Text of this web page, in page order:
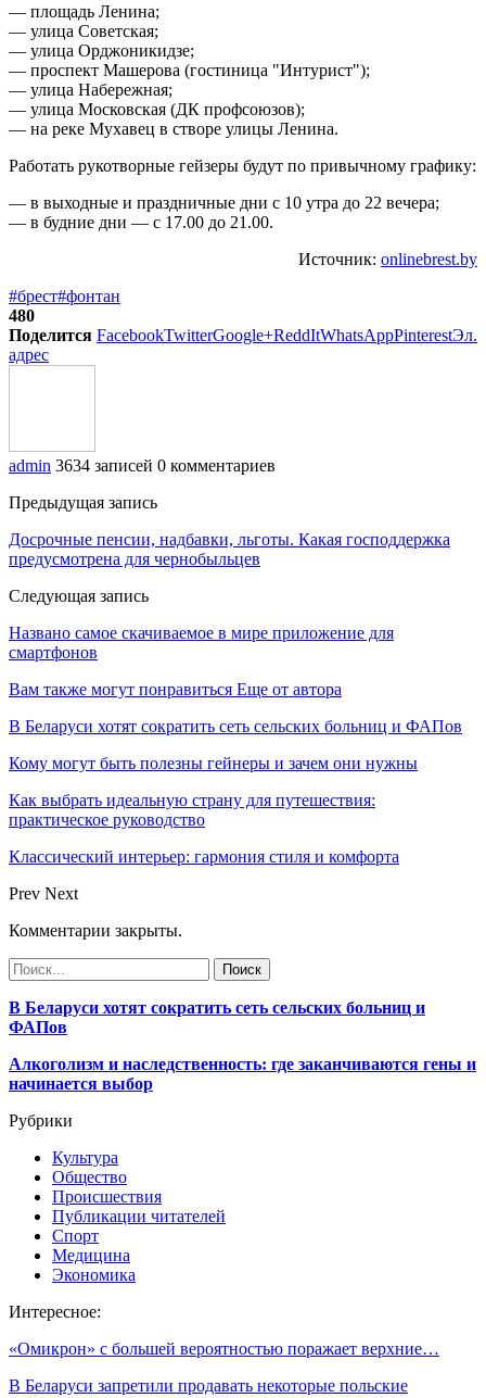
— площадь Ленина;
— улица Советская;
— улица Орджоникидзе;
— проспект Машерова (гостиница "Интурист");
— улица Набережная;
— улица Московская (ДК профсоюзов);
— на реке Мухавец в створе улицы Ленина.
Работать рукотворные гейзеры будут по привычному графику:
— в выходные и праздничные дни с 10 утра до 22 вечера;
— в будние дни — с 17.00 до 21.00.
Источник: onlinebrest.by
#брест#фонтан
480
Поделится FacebookTwitterGoogle+ReddItWhatsAppPinterestЭл.
адрес
admin 3634 записей 0 комментариев
Предыдущая запись
Досрочные пенсии, надбавки, льготы. Какая господдержка
предусмотрена для чернобыльцев
Следующая запись
Названо самое скачиваемое в мире приложение для
смартфонов
Вам также могут понравиться Еще от автора
В Беларуси хотят сократить сеть сельских больниц и ФАПов
Кому могут быть полезны гейнеры и зачем они нужны
Как выбрать идеальную страну для путешествия:
практическое руководство
Классический интерьер: гармония стиля и комфорта
Prev Next
Комментарии закрыты.
В Беларуси хотят сократить сеть сельских больниц и
ФАПов
Алкоголизм и наследственность: где заканчиваются гены и
начинается выбор
Рубрики
Культура
Общество
Происшествия
Публикации читателей
Спорт
Медицина
Экономика
Интересное:
«Омикрон» с большей вероятностью поражает верхние…
В Беларуси запретили продавать некоторые польские